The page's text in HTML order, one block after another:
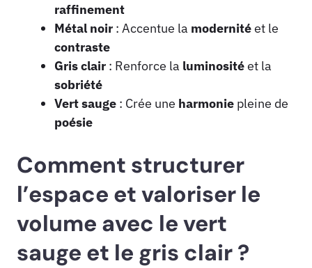
raffinement
Métal noir : Accentue la modernitéet le
contraste
Gris clair : Renforce la luminositéet la
sobriété
Vert sauge : Crée une harmonie pleine de
poésie
Comment structurer
l’espace et valoriser le
volume avec le vert
sauge et le gris clair ?